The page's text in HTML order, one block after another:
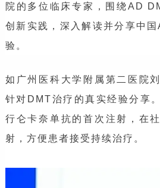
院的多位临床专家，围绕AD
创新实践，深入解读并分享中
验。
如广州医科大学附属第二医院
针对DMT治疗的真实经验分享
行仑卡奈单抗的首次注射，在
射，方便患者接受持续治疗。